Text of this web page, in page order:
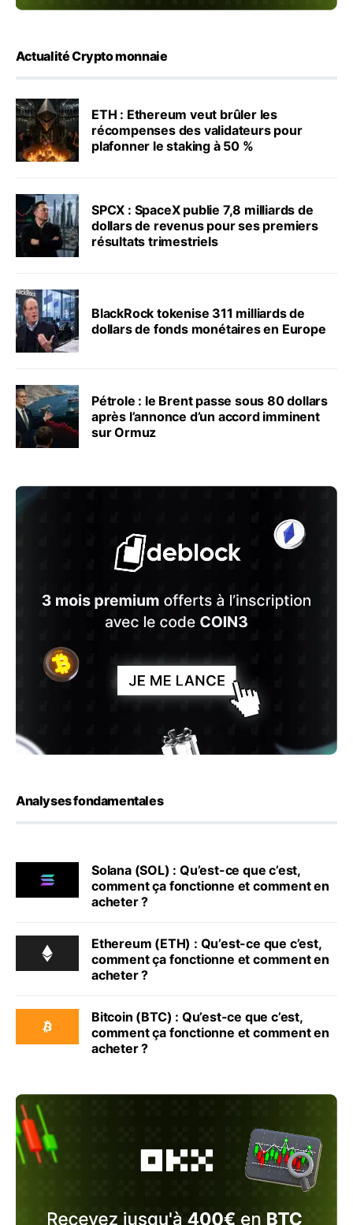
Actualité Crypto monnaie
ETH : Ethereum veut brûler les
récompenses des validateurs pour
plafonner le staking à 50 %
SPCX : SpaceX publie 7,8 milliards de
dollars de revenus pour ses premiers
résultats trimestriels
BlackRock tokenise 311 milliards de
dollars de fonds monétaires en Europe
Pétrole : le Brent passe sous 80 dollars
après l’annonce d’un accord imminent
sur Ormuz
Analyses fondamentales
Solana (SOL) : Qu’est-ce que c’est,
comment ça fonctionne et comment en
acheter ?
Ethereum (ETH) : Qu’est-ce que c’est,
comment ça fonctionne et comment en
acheter ?
Bitcoin (BTC) : Qu’est-ce que c’est,
comment ça fonctionne et comment en
acheter ?